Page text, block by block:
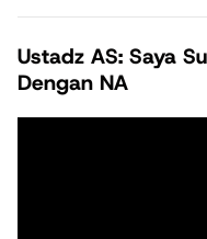
Ustadz AS: Saya
Dengan NA